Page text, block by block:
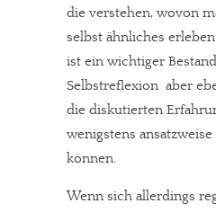
die verstehen, wovon
selbst ähnliches
ist ein wichtiger
Selbstreflexion  aber
die diskutierten
wenigstens
können.
Wenn sich allerdings